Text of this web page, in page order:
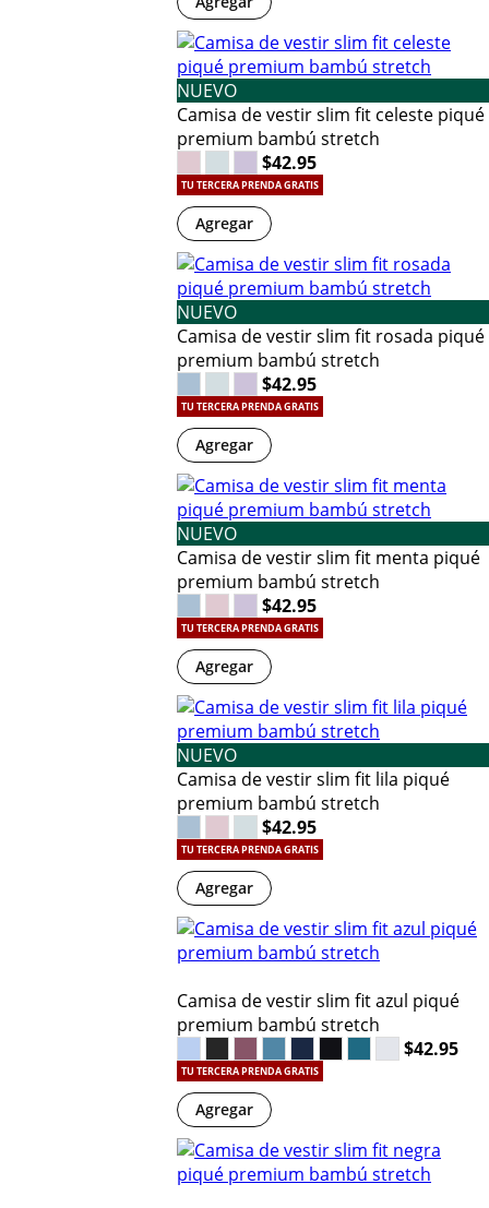
NUEVO
Camisa de vestir slim fit celeste piqué
premium bambú stretch
$42.95
TU TERCERA PRENDA GRATIS
Agregar
NUEVO
Camisa de vestir slim fit rosada piqué
premium bambú stretch
$42.95
TU TERCERA PRENDA GRATIS
Agregar
NUEVO
Camisa de vestir slim fit menta piqué
premium bambú stretch
$42.95
TU TERCERA PRENDA GRATIS
Agregar
NUEVO
Camisa de vestir slim fit lila piqué
premium bambú stretch
$42.95
TU TERCERA PRENDA GRATIS
Agregar
Camisa de vestir slim fit azul piqué
premium bambú stretch
$42.95
TU TERCERA PRENDA GRATIS
Agregar